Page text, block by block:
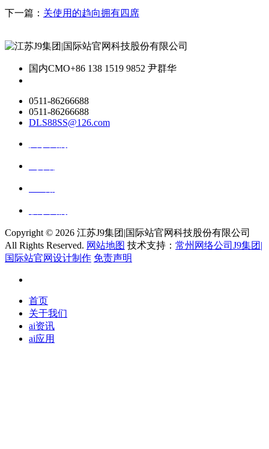
下一篇： 关使用的趋向拥有四席
国内CMO+86 138 1519 9852 尹群华
0511-86266688
0511-86266688
DLS88SS@126.com
Copyright © 2026 江苏J9集团|国际站官网科技股份有限公司
All Rights Reserved. 网站地图 技术支持： 常州网络公司J9集团|
国际站官网设计制作 免责声明
首页
关于我们
ai资讯
ai应用